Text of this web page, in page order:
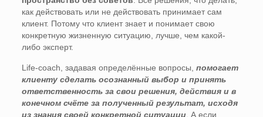
как действовать или не действовать принимает сам
клиент. Потому что клиент знает и понимает свою
конкретную жизненную ситуацию, лучше, чем какой-
либо эксперт.
Life-coach, задавая определённые вопросы, помогает
клиенту сделать осознанный выбор и принять
ответственность за свои решения, действия и в
конечном счёте за полученный результат, исходя
из знания своей конкретной ситуации. А если